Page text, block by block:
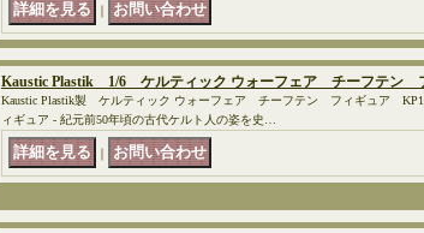
｜
Kaustic Plastik 1/6 ケルティック ウォーフェア チーフテン
Kaustic Plastik製 ケルティック ウォーフェア チーフテン フィギュア
ィギュア - 紀元前50年頃の古代ケルト人の姿を史…
｜